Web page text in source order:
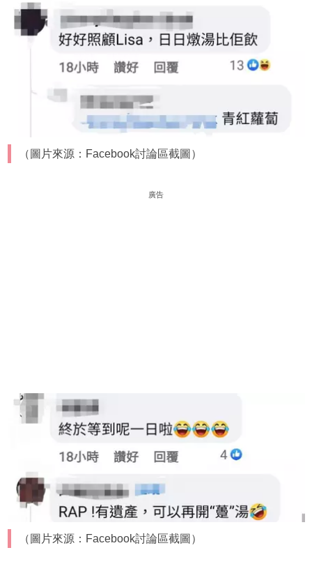
（圖片來源：Facebook討論區截圖）
廣告
（圖片來源：Facebook討論區截圖）